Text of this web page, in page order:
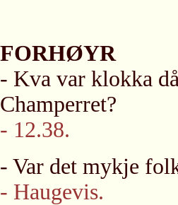
FORHØYR
- Kva var klokka
Champerret?
- 12.38.
- Var det mykje
- Haugevis.